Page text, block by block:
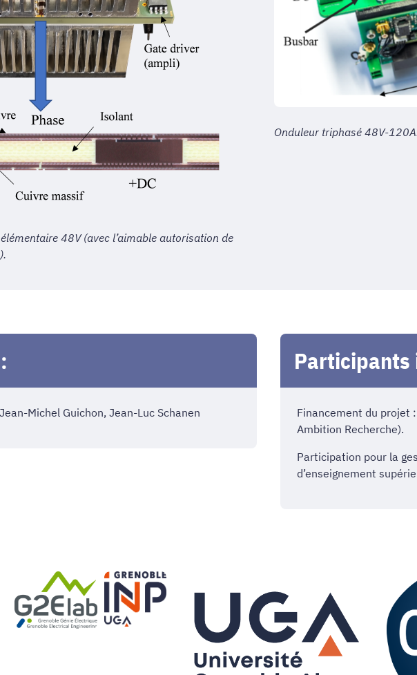
48V (avec l’aimable autorisation de
Onduleur triphasé 48V-
Michel Guichon, Jean-Luc Schanen
Financement du projet
Ambition Recherche).
Participation pour la
d’enseignement